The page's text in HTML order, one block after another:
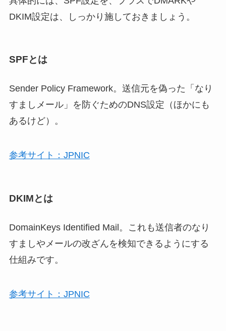
DKIM設定は、しっかり施しておきましょう。
SPFとは
Sender Policy Framework。送信元を偽った「なり
すましメール」を防ぐためのDNS設定（ほかにも
あるけど）。
参考サイト：JPNIC
DKIMとは
DomainKeys Identified Mail。これも送信者のなり
すましやメールの改ざんを検知できるようにする
仕組みです。
参考サイト：JPNIC